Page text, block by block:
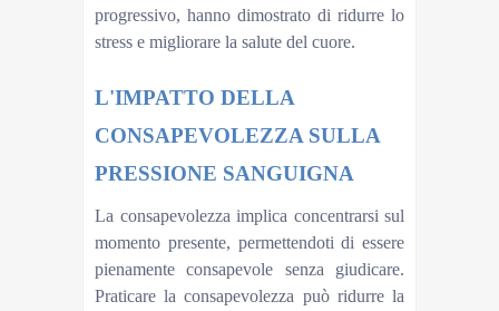
progressivo, hanno dimostrato di ridurre lo
stress e migliorare la salute del cuore.
L'IMPATTO DELLA
CONSAPEVOLEZZA SULLA
PRESSIONE SANGUIGNA
La consapevolezza implica concentrarsi sul
momento presente, permettendoti di essere
pienamente consapevole senza giudicare.
Praticare la consapevolezza può ridurre la